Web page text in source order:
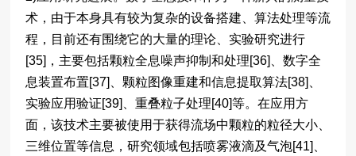
术，由于本身具有较为复杂的设备搭建、算法处理等流
程，目前还有围绕它的大量的理论、实验研究进行
[35]，主要包括颗粒全息噪声抑制和处理[36]、数字全
息装置布置[37]、颗粒图像重建和信息提取算法[38]、
实验应用验证[39]、重叠粒子处理[40]等。在应用方
面，该技术主要被使用于获得流场中颗粒的粒径大小、
三维位置等信息，研究领域包括喷雾液滴及气泡[41]、